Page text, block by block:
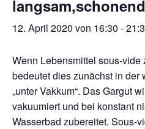
12. April 2020 von 16:30 -
Wenn Lebensmittel sous-vide
bedeutet dies zunächst in der
„unter Vakkum“. Das Gargut
vakuumiert und bei konstant
Wasserbad zubereitet. Sous-